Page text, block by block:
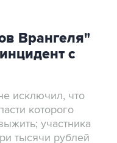
Врангеля"
с
исключил, что
которого
участника
тысячи рублей